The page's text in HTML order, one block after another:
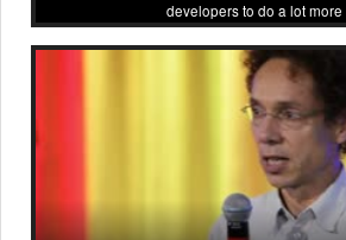
developers to do a lot more